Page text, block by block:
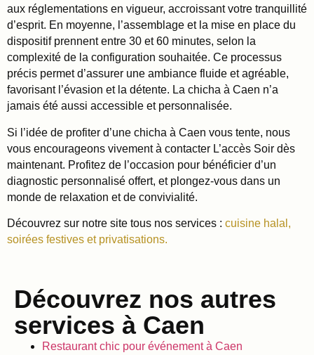
aux réglementations en vigueur, accroissant votre tranquillité
d’esprit. En moyenne, l’assemblage et la mise en place du
dispositif prennent entre 30 et 60 minutes, selon la
complexité de la configuration souhaitée. Ce processus
précis permet d’assurer une ambiance fluide et agréable,
favorisant l’évasion et la détente. La chicha à Caen n’a
jamais été aussi accessible et personnalisée.
Si l’idée de profiter d’une chicha à Caen vous tente, nous
vous encourageons vivement à contacter L’accès Soir dès
maintenant. Profitez de l’occasion pour bénéficier d’un
diagnostic personnalisé offert, et plongez-vous dans un
monde de relaxation et de convivialité.
Découvrez sur notre site tous nos services : cuisine halal,
soirées festives et privatisations.
Découvrez nos autres
services à Caen
Restaurant chic pour événement à Caen